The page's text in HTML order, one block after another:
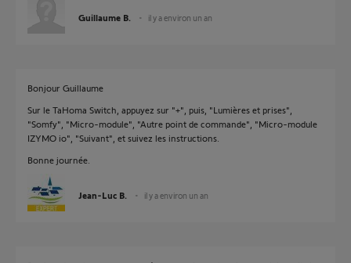
Guillaume B. il y a environ un an
Bonjour Guillaume
Sur le TaHoma Switch, appuyez sur "+", puis, "Lumières et prises",
"Somfy", "Micro-module", "Autre point de commande", "Micro-module
IZYMO io", "Suivant", et suivez les instructions.
Bonne journée.
Jean-Luc B. il y a environ un an